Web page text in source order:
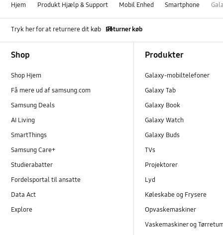
Hjem Produkt Hjælp & Support Mobil Enhed Smartphone
Tryk her for at returnere dit køb Returner køb
Shop
Shop Hjem
Få mere ud af samsung.com
Samsung Deals
AI Living
SmartThings
Samsung Care+
Studierabatter
Fordelsportal til ansatte
Data Act
Explore
Produkter
Galaxy-mobiltelefoner
Galaxy Tab
Galaxy Book
Galaxy Watch
Galaxy Buds
TVs
Projektorer
Lyd
Køleskabe og Frysere
Opvaskemaskiner
Vaskemaskiner og